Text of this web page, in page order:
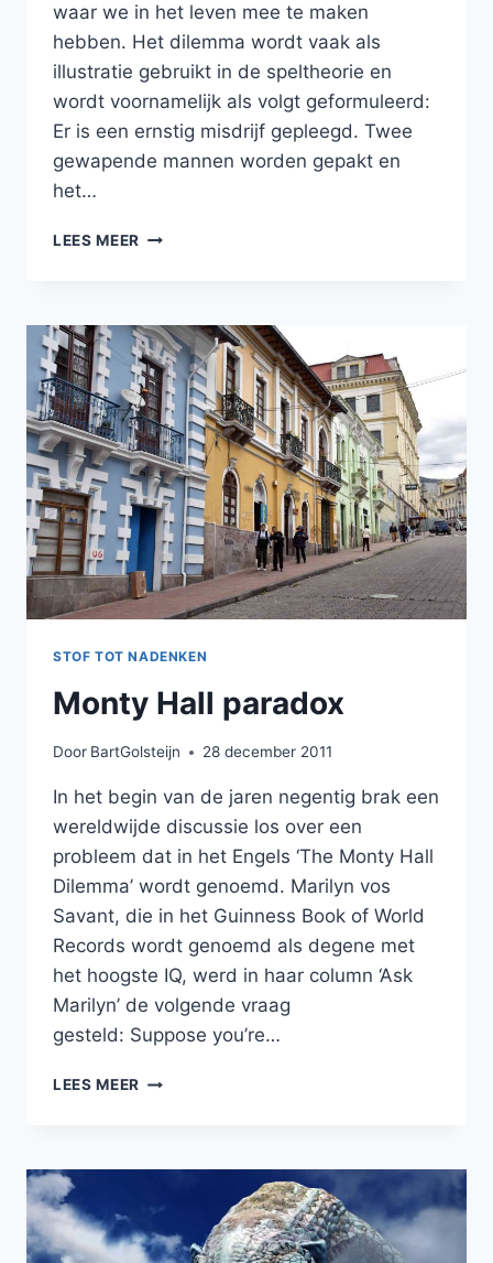
waar we in het leven mee te maken
hebben. Het dilemma wordt vaak als
illustratie gebruikt in de speltheorie en
wordt voornamelijk als volgt geformuleerd:
Er is een ernstig misdrijf gepleegd. Twee
gewapende mannen worden gepakt en
het…
LEES MEER PRISONER’S
STOF TOT NADENKEN
Monty Hall paradox
Door BartGolsteijn 28 december 2011
In het begin van de jaren negentig brak een
wereldwijde discussie los over een
probleem dat in het Engels ‘The Monty Hall
Dilemma’ wordt genoemd. Marilyn vos
Savant, die in het Guinness Book of World
Records wordt genoemd als degene met
het hoogste IQ, werd in haar column ‘Ask
Marilyn’ de volgende vraag
gesteld: Suppose you’re…
LEES MEER MONTY